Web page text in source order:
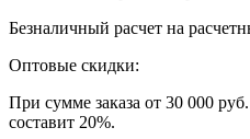
Безналичный расчет на
Оптовые скидки:
При сумме заказа от 30 000
составит 20%.